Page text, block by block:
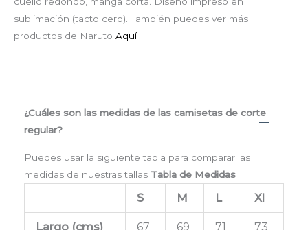
sublimación (tacto cero). También puedes ver más
productos de Naruto Aquí
¿Cuáles son las medidas de las camisetas de corte
regular?
Puedes usar la siguiente tabla para comparar las
medidas de nuestras tallas Tabla de Medidas
S M L Xl
Largo (cms) 67 69 71 73